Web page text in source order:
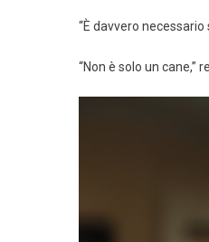
“È davvero
“Non è solo un cane,”